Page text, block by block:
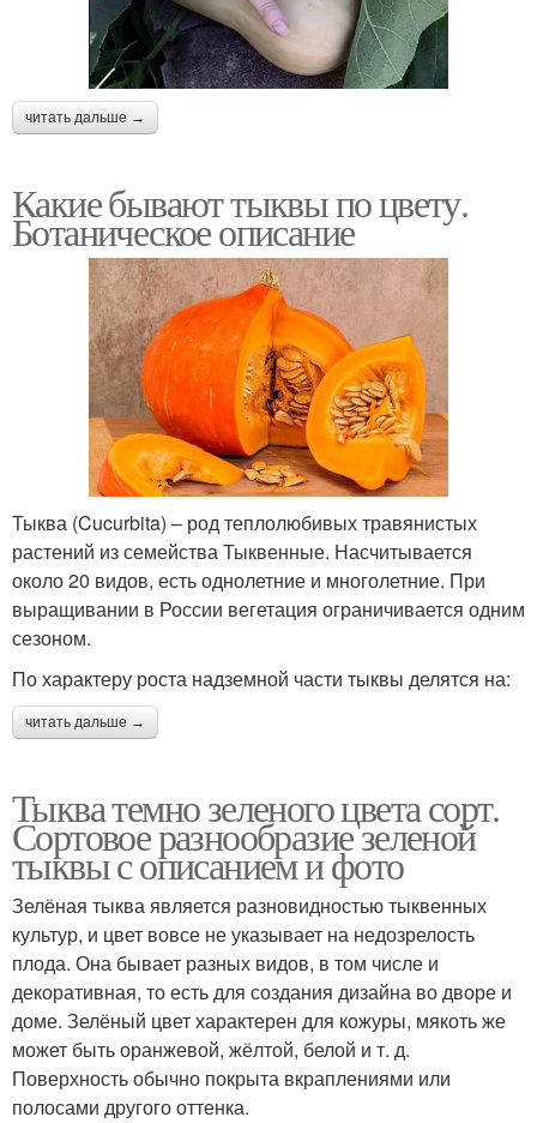
читать дальше →
Какие бывают тыквы по цвету.
Ботаническое описание
Тыква (Cucurbita) – род теплолюбивых травянистых
растений из семейства Тыквенные. Насчитывается
около 20 видов, есть однолетние и многолетние. При
выращивании в России вегетация ограничивается одним
сезоном.
По характеру роста надземной части тыквы делятся на:
читать дальше →
Тыква темно зеленого цвета сорт.
Сортовое разнообразие зеленой
тыквы с описанием и фото
Зелёная тыква является разновидностью тыквенных
культур, и цвет вовсе не указывает на недозрелость
плода. Она бывает разных видов, в том числе и
декоративная, то есть для создания дизайна во дворе и
доме. Зелёный цвет характерен для кожуры, мякоть же
может быть оранжевой, жёлтой, белой и т. д.
Поверхность обычно покрыта вкраплениями или
полосами другого оттенка.